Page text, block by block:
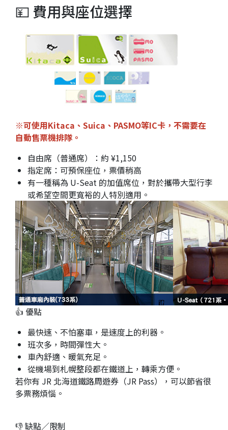
💴 費用與座位選擇
※可使用Kitaca、Suica、PASMO等IC卡，不需要在
自動售票機排隊。
自由席（普通席）：約 ¥1,150
指定席：可預保座位，票價稍高
有一種稱為 U-Seat 的加值席位，對於攜帶大型行李
或希望空間更寬裕的人特別適用。
👍 優點
最快速、不怕塞車，是速度上的利器。
班次多，時間彈性大。
車內舒適、暖氣充足。
從機場到札幌整段都在鐵道上，轉乘方便。
若你有 JR 北海道鐵路周遊券（JR Pass），可以節省很
多票務煩惱。
👎 缺點／限制